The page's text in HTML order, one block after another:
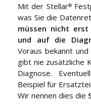
Mit der Stellar®
was Sie die
müssen nicht erst
und auf die
Voraus bekannt
gibt nie zusätzliche
Diagnose.
Beispiel für
Wir nennen dies die